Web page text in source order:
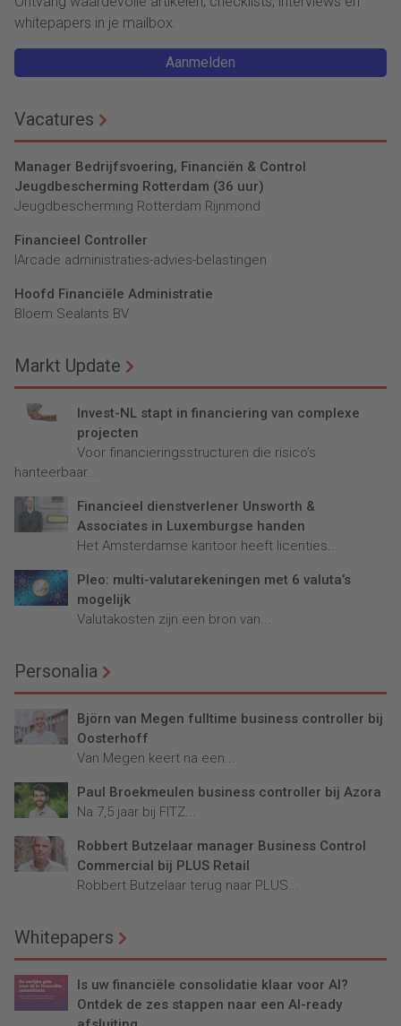
whitepapers in je mailbox.
Aanmelden
Vacatures
Manager Bedrijfsvoering, Financiën & Control
Jeugdbescherming Rotterdam (36 uur)
Jeugdbescherming Rotterdam Rijnmond
Financieel Controller
lArcade administraties-advies-belastingen
Hoofd Financiële Administratie
Bloem Sealants BV
Markt Update
Invest-NL stapt in financiering van complexe
projecten
Voor financieringsstructuren die risico’s
hanteerbaar...
Financieel dienstverlener Unsworth &
Associates in Luxemburgse handen
Het Amsterdamse kantoor heeft licenties...
Pleo: multi-valutarekeningen met 6 valuta’s
mogelijk
Valutakosten zijn een bron van...
Personalia
Björn van Megen fulltime business controller bij
Oosterhoff
Van Megen keert na een...
Paul Broekmeulen business controller bij Azora
Na 7,5 jaar bij FITZ...
Robbert Butzelaar manager Business Control
Commercial bij PLUS Retail
Robbert Butzelaar terug naar PLUS...
Whitepapers
Is uw financiële consolidatie klaar voor AI?
Ontdek de zes stappen naar een AI-ready